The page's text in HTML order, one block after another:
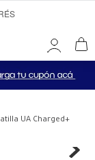
UA Charged+